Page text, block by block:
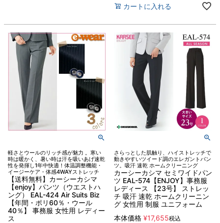
カートに入れる
軽さとウールのリッチ感が魅力 。寒い
時は暖かく、暑い時は汗を吸いあげ速乾
性を発揮し1年中快適！体温調整機能・
イージーケア・体感4WAYストレッチ
【送料無料】カーシーカシマ
【enjoy】パンツ（ウエストハ
ング） EAL-424 Air Suits Biz
【年間・ポリ60％・ウール
40％】 事務服 女性用 レディー
ス
さらっとした肌触り、ハイストレッチで
動きやすいツイード調のエレガントパン
ツ。吸汗 速乾 ホームクリーニング
カーシーカシマ セミワイドパン
ツ EAL-574【ENJOY】事務服
レディース 【23号】 ストレッ
チ 吸汗 速乾 ホームクリーニン
グ 女性用 制服 ユニフォーム
本体価格 ¥17,655税込